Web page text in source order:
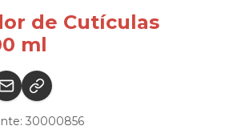
de Cutículas
ml
30000856